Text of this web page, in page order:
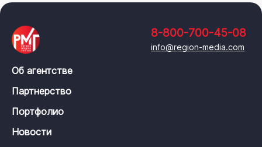
8-800-700-45-08
info@region-media.com
Об агентстве
Партнерство
Портфолио
Новости